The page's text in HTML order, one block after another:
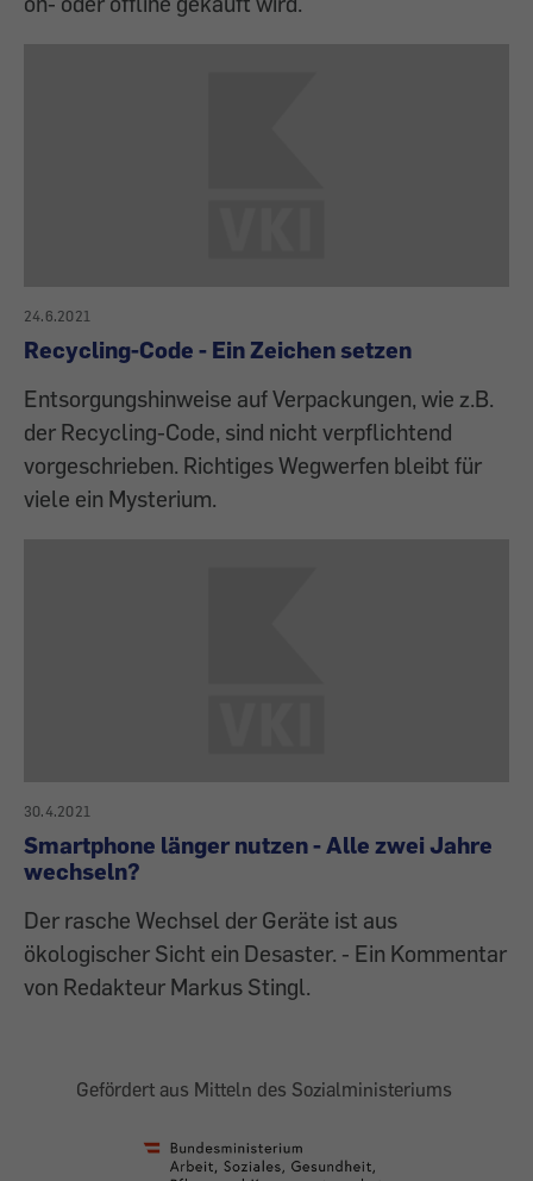
24.6.2021
Recycling-Code - Ein Zeichen setzen
Entsorgungshinweise auf Verpackungen, wie z.B.
der Recycling-Code, sind nicht verpflichtend
vorgeschrieben. Richtiges Wegwerfen bleibt für
viele ein Mysterium.
30.4.2021
Smartphone länger nutzen - Alle zwei Jahre
wechseln?
Der rasche Wechsel der Geräte ist aus
ökologischer Sicht ein Desaster. - Ein Kommentar
von Redakteur Markus Stingl.
Gefördert aus Mitteln des Sozialministeriums